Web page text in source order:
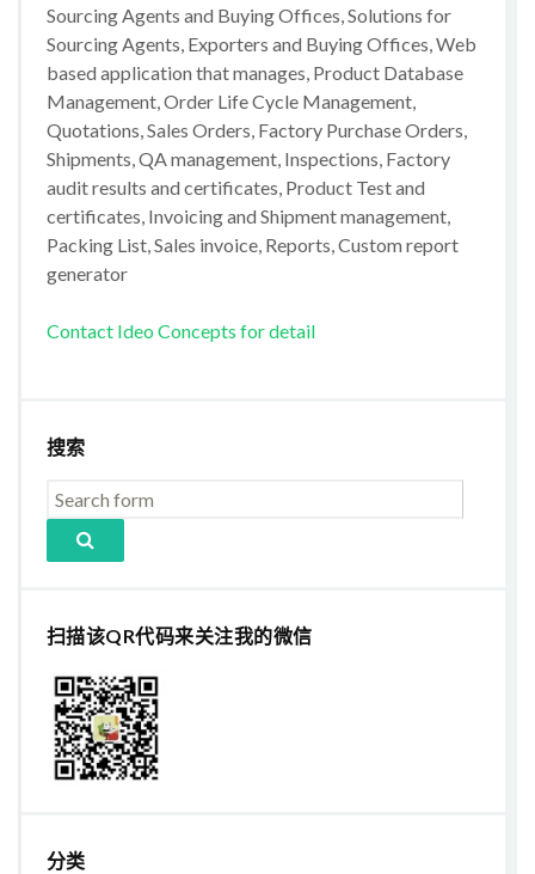
Sourcing Agents and Buying Offices, Solutions for
Sourcing Agents, Exporters and Buying Offices, Web
based application that manages, Product Database
Management, Order Life Cycle Management,
Quotations, Sales Orders, Factory Purchase Orders,
Shipments, QA management, Inspections, Factory
audit results and certificates, Product Test and
certificates, Invoicing and Shipment management,
Packing List, Sales invoice, Reports, Custom report
generator
Contact Ideo Concepts for detail
搜索
扫描该QR代码来关注我的微信
分类